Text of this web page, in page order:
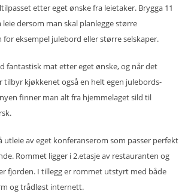
etter eget ønske fra leietaker. Brygga 11
dersom man skal planlegge større
eksempel julebord eller større selskaper.
fantastisk mat etter eget ønske, og når det
kjøkkenet også en helt egen julebords-
finner man alt fra hjemmelaget sild til
utleie av eget konferanserom som passer perfekt
Rommet ligger i 2.etasje av restauranten og
fjorden. I tillegg er rommet utstyrt med både
og trådløst internett.